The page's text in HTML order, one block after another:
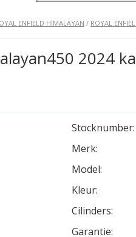
ENFIELD HIMALAYAN / ROYAL
2024
Stocknumber:
Merk:
Model:
Kleur:
Cilinders:
Garantie: